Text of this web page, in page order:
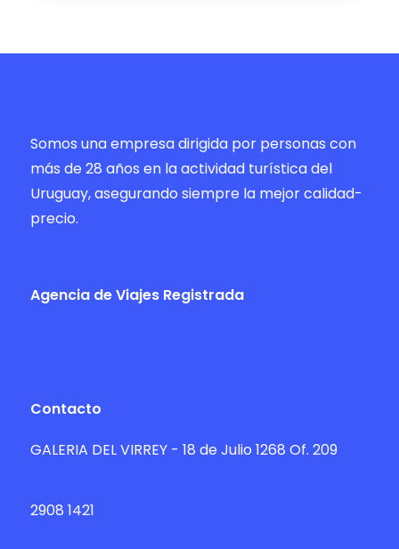
Somos una empresa dirigida por personas con
más de 28 años en la actividad turística del
Uruguay, asegurando siempre la mejor calidad-
precio.
Agencia de Viajes Registrada
Contacto
GALERIA DEL VIRREY - 18 de Julio 1268 Of. 209
2908 1421